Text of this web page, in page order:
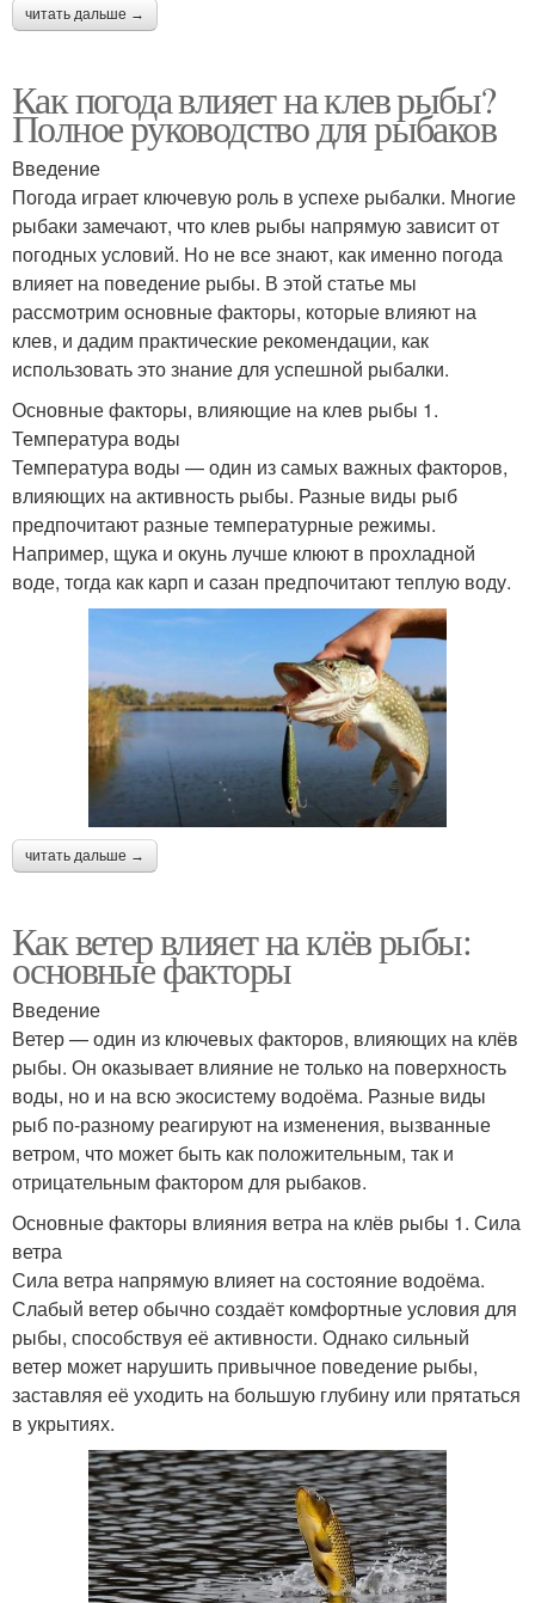
читать дальше →
Как погода влияет на клев рыбы?
Полное руководство для рыбаков
Введение
Погода играет ключевую роль в успехе рыбалки. Многие
рыбаки замечают, что клев рыбы напрямую зависит от
погодных условий. Но не все знают, как именно погода
влияет на поведение рыбы. В этой статье мы
рассмотрим основные факторы, которые влияют на
клев, и дадим практические рекомендации, как
использовать это знание для успешной рыбалки.
Основные факторы, влияющие на клев рыбы 1.
Температура воды
Температура воды — один из самых важных факторов,
влияющих на активность рыбы. Разные виды рыб
предпочитают разные температурные режимы.
Например, щука и окунь лучше клюют в прохладной
воде, тогда как карп и сазан предпочитают теплую воду.
читать дальше →
Как ветер влияет на клёв рыбы:
основные факторы
Введение
Ветер — один из ключевых факторов, влияющих на клёв
рыбы. Он оказывает влияние не только на поверхность
воды, но и на всю экосистему водоёма. Разные виды
рыб по-разному реагируют на изменения, вызванные
ветром, что может быть как положительным, так и
отрицательным фактором для рыбаков.
Основные факторы влияния ветра на клёв рыбы 1. Сила
ветра
Сила ветра напрямую влияет на состояние водоёма.
Слабый ветер обычно создаёт комфортные условия для
рыбы, способствуя её активности. Однако сильный
ветер может нарушить привычное поведение рыбы,
заставляя её уходить на большую глубину или прятаться
в укрытиях.